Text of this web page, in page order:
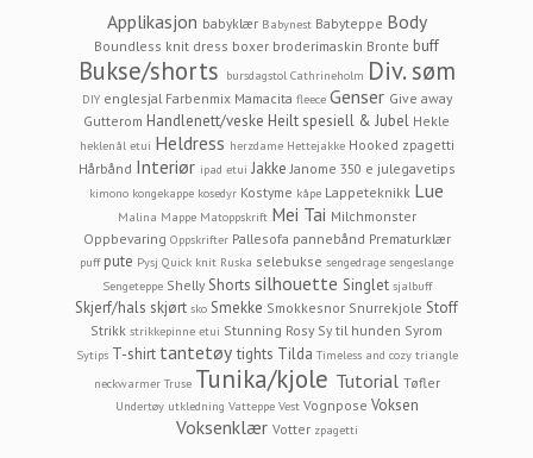
Applikasjon babyklær Babynest Babyteppe Body
Boundless knit dress boxer broderimaskin Bronte buff
Bukse/shorts bursdagstol Cathrineholm Div. søm
DIY englesjal Farbenmix Mamacita fleece Genser Give away
Gutterom Handlenett/veske Heilt spesiell & Jubel Hekle
heklenål etui Heldress herzdame Hettejakke Hooked zpagetti
Hårbånd Interiør ipad etui Jakke Janome 350 e julegavetips
kimono kongekappe kosedyr Kostyme kåpe Lappeteknikk Lue
Malina Mappe Matoppskrift Mei Tai Milchmonster
Oppbevaring Oppskrifter Pallesofa pannebånd Prematurklær
puff pute Pysj Quick knit Ruska selebukse sengedrage sengeslange
Sengeteppe Shelly Shorts silhouette Singlet sjalbuff
Skjerf/hals skjørt sko Smekke Smokkesnor Snurrekjole Stoff
Strikk strikkepinne etui Stunning Rosy Sy til hunden Syrom
Sytips T-shirt tantetøy tights Tilda Timeless and cozy triangle
neckwarmer Truse Tunika/kjole Tutorial Tøfler
Undertøy utkledning Vatteppe Vest Vognpose Voksen
Voksenklær Votter zpagetti